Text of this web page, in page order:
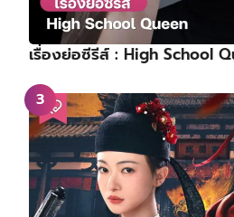
เรื่องย่อซีรีส์ : High School